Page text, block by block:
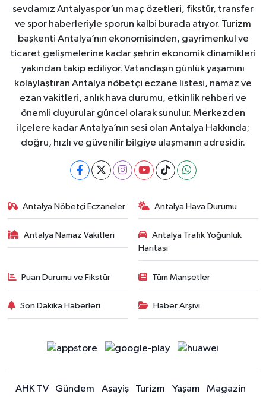
sevdamız Antalyaspor’un maç özetleri, fikstür, transfer
ve spor haberleriyle sporun kalbi burada atıyor. Turizm
başkenti Antalya’nın ekonomisinden, gayrimenkul ve
ticaret gelişmelerine kadar şehrin ekonomik dinamikleri
yakından takip ediliyor. Vatandaşın günlük yaşamını
kolaylaştıran Antalya nöbetçi eczane listesi, namaz ve
ezan vakitleri, anlık hava durumu, etkinlik rehberi ve
önemli duyurular güncel olarak sunulur. Merkezden
ilçelere kadar Antalya’nın sesi olan Antalya Hakkında;
doğru, hızlı ve güvenilir bilgiye ulaşmanın adresidir.
Antalya Nöbetçi Eczaneler Antalya Hava Durumu
Antalya Namaz Vakitleri
Antalya Trafik Yoğunluk
Haritası
Puan Durumu ve Fikstür Tüm Manşetler
Son Dakika Haberleri Haber Arşivi
AHK TV Gündem Asayiş Turizm Yaşam Magazin